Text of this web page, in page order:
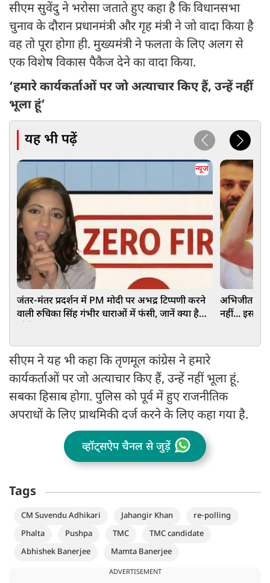
सीएम सुवेंदु ने भरोसा जताते हुए कहा है कि विधानसभा
चुनाव के दौरान प्रधानमंत्री और गृह मंत्री ने जो वादा किया है
वह तो पूरा होगा ही. मुख्यमंत्री ने फलता के लिए अलग से
एक विशेष विकास पैकैज देने का वादा किया.
‘हमारे कार्यकर्ताओं पर जो अत्याचार किए हैं, उन्हें नहीं
भूला हूं’
यह भी पढ़ें
न्यूज
जंतर-मंतर प्रदर्शन में PM मोदी पर अभद्र टिप्पणी करने
वाली रुचिका सिंह गंभीर धाराओं में फंसी, जानें क्या है
अभिजीत
नहीं... इस
सीएम ने यह भी कहा कि तृणमूल कांग्रेस ने हमारे
कार्यकर्ताओं पर जो अत्याचार किए हैं, उन्हें नहीं भूला हूं.
सबका हिसाब होगा. पुलिस को पूर्व में हुए राजनीतिक
अपराधों के लिए प्राथमिकी दर्ज करने के लिए कहा गया है.
व्हॉट्सऐप चैनल से जुड़ें
Tags
CM Suvendu Adhikari Jahangir Khan
re-polling
Phalta
Pushpa TMC
TMC candidate
Abhishek Banerjee
Mamta Banerjee
ADVERTISEMENT